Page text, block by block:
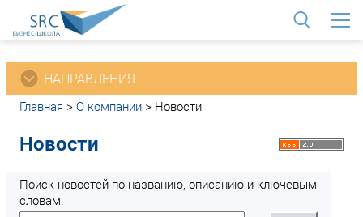
НАПРАВЛЕНИЯ
Главная > О компании > Новости
Новости
Поиск новостей по названию, описанию и ключевым
словам.